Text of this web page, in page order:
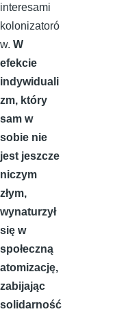
interesami
kolonizatoró
w. W
efekcie
indywiduali
zm, który
sam w
sobie nie
jest jeszcze
niczym
złym,
wynaturzył
się w
społeczną
atomizację,
zabijając
solidarność